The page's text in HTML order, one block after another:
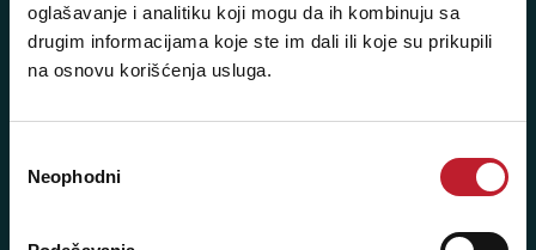
oglašavanje i analitiku koji mogu da ih kombinuju sa
drugim informacijama koje ste im dali ili koje su prikupili
na osnovu korišćenja usluga.
сагласности
Neophodni
Telefoni:
+381 11 3347 442